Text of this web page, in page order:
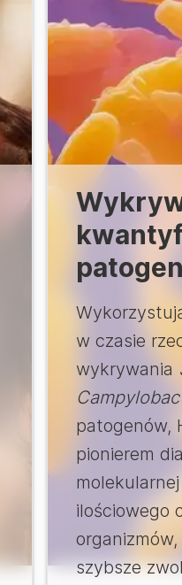
w czasie
wykrywania
patogenów,
pionierem
ilościowego
szybsze